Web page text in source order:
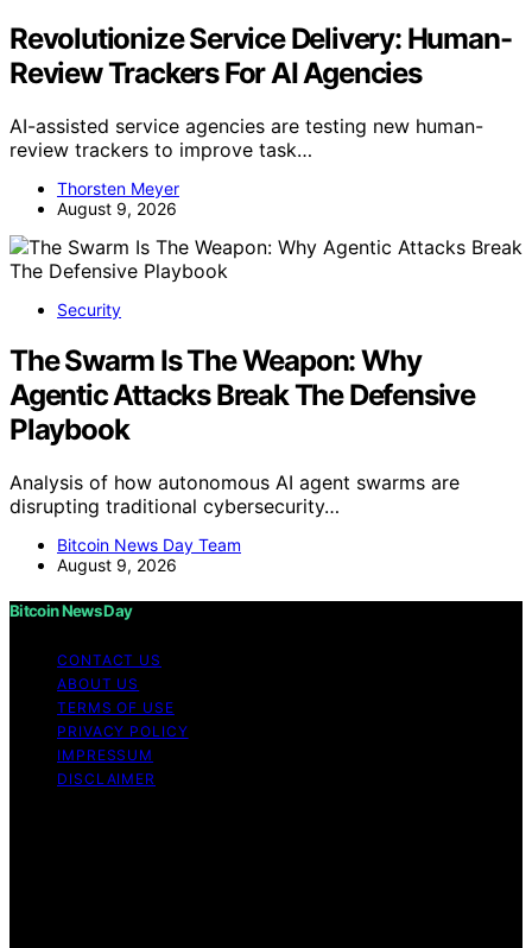
Revolutionize Service Delivery: Human-
Review Trackers For AI Agencies
AI-assisted service agencies are testing new human-
review trackers to improve task…
Thorsten Meyer
August 9, 2026
Security
The Swarm Is The Weapon: Why
Agentic Attacks Break The Defensive
Playbook
Analysis of how autonomous AI agent swarms are
disrupting traditional cybersecurity…
Bitcoin News Day Team
August 9, 2026
Bitcoin News Day
CONTACT US
ABOUT US
TERMS OF USE
PRIVACY POLICY
IMPRESSUM
DISCLAIMER